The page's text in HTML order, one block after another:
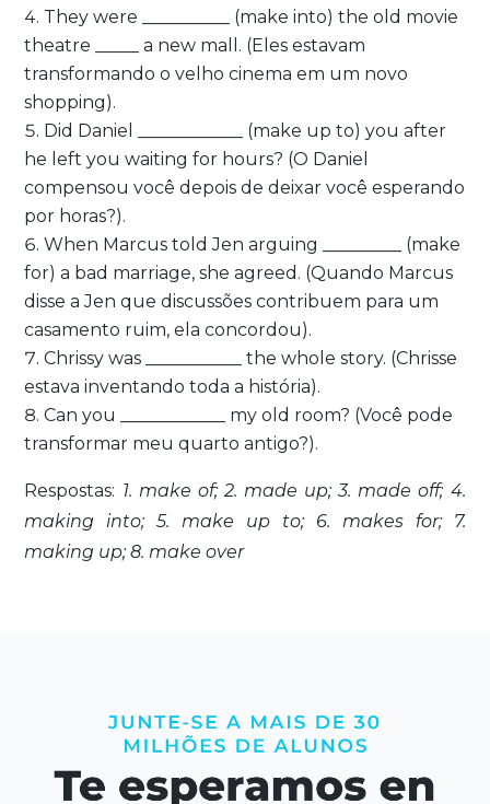
They were __________ (make into) the old movie
theatre _____ a new mall. (Eles estavam
transformando o velho cinema em um novo
shopping).
Did Daniel ____________ (make up to) you after
he left you waiting for hours? (O Daniel
compensou você depois de deixar você esperando
por horas?).
When Marcus told Jen arguing _________ (make
for) a bad marriage, she agreed. (Quando Marcus
disse a Jen que discussões contribuem para um
casamento ruim, ela concordou).
Chrissy was ___________ the whole story. (Chrisse
estava inventando toda a história).
Can you ____________ my old room? (Você pode
transformar meu quarto antigo?).
Respostas: 1. make of; 2. made up; 3. made off; 4.
making into; 5. make up to; 6. makes for; 7.
making up; 8. make over